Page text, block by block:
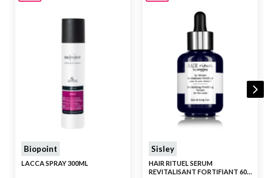
Biopoint
LACCA SPRAY 300ML
Sisley
HAIR RITUEL SERUM
REVITALISANT FORTIFIANT 60